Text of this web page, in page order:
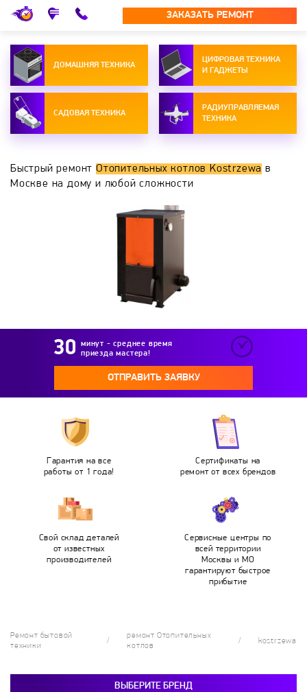
ЗАКАЗАТЬ РЕМОНТ
ДОМАШНЯЯ ТЕХНИКА
ЦИФРОВАЯ ТЕХНИКА
И ГАДЖЕТЫ
САДОВАЯ ТЕХНИКА
РАДИУПРАВЛЯЕМАЯ
ТЕХНИКА
Быстрый ремонтОтопительных котлов Kostrzewa в
Москве на дому и любой сложности
минут - среднее время
приезда мастера!
ОТПРАВИТЬ ЗАЯВКУ
Гарантия на все
работы от 1 года!
Сертификаты на
ремонт от всех брендов
Свой склад деталей
от известных
производителей
Сервисные центры по
всей территории
Москвы и МО
гарантируют быстрое
прибытие
Ремонт бытовой
техники
ремонт Отопительных
котлов
kostrzewa
ВЫБЕРИТЕ БРЕНД